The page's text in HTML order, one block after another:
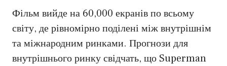
Фільм вийде на 60,000 екранів по всьому
світу, де рівномірно поділені між внутрішнім
та міжнародним ринками. Прогнози для
внутрішнього ринку свідчать, що Superman